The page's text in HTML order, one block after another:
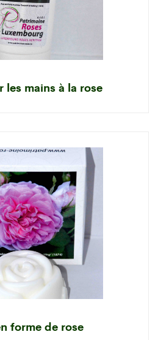
les mains à la rose
forme de rose